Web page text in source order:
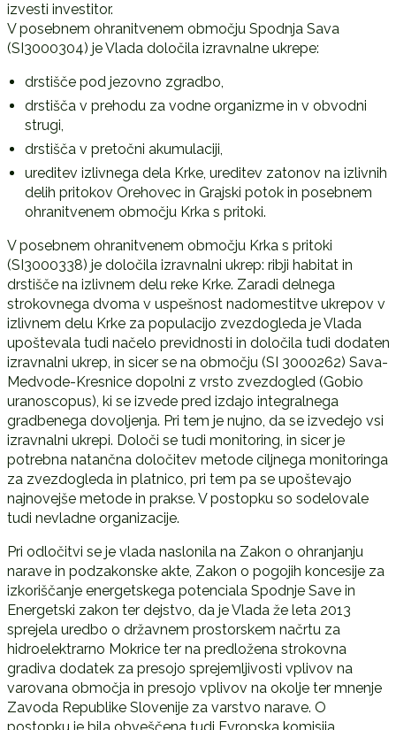
izvesti investitor.
V posebnem ohranitvenem območju Spodnja Sava
(SI3000304) je Vlada določila izravnalne ukrepe:
drstišče pod jezovno zgradbo,
drstišča v prehodu za vodne organizme in v obvodni
strugi,
drstišča v pretočni akumulaciji,
ureditev izlivnega dela Krke, ureditev zatonov na izlivnih
delih pritokov Orehovec in Grajski potok in posebnem
ohranitvenem območju Krka s pritoki.
V posebnem ohranitvenem območju Krka s pritoki
(SI3000338) je določila izravnalni ukrep: ribji habitat in
drstišče na izlivnem delu reke Krke. Zaradi delnega
strokovnega dvoma v uspešnost nadomestitve ukrepov v
izlivnem delu Krke za populacijo zvezdogleda je Vlada
upoštevala tudi načelo previdnosti in določila tudi dodaten
izravnalni ukrep, in sicer se na območju (SI 3000262) Sava-
Medvode-Kresnice dopolni z vrsto zvezdogled (Gobio
uranoscopus), ki se izvede pred izdajo integralnega
gradbenega dovoljenja. Pri tem je nujno, da se izvedejo vsi
izravnalni ukrepi. Določi se tudi monitoring, in sicer je
potrebna natančna določitev metode ciljnega monitoringa
za zvezdogleda in platnico, pri tem pa se upoštevajo
najnovejše metode in prakse. V postopku so sodelovale
tudi nevladne organizacije.
Pri odločitvi se je vlada naslonila na Zakon o ohranjanju
narave in podzakonske akte, Zakon o pogojih koncesije za
izkoriščanje energetskega potenciala Spodnje Save in
Energetski zakon ter dejstvo, da je Vlada že leta 2013
sprejela uredbo o državnem prostorskem načrtu za
hidroelektrarno Mokrice ter na predložena strokovna
gradiva dodatek za presojo sprejemljivosti vplivov na
varovana območja in presojo vplivov na okolje ter mnenje
Zavoda Republike Slovenije za varstvo narave. O